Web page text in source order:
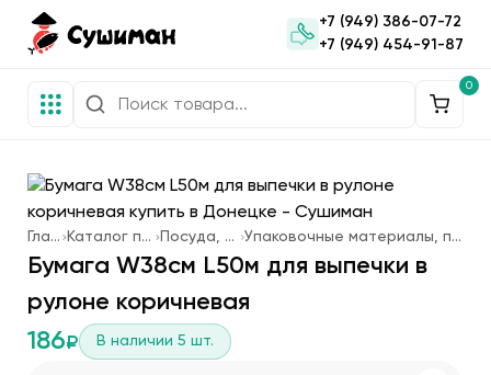
+7 (949) 386-07-72
+7 (949) 454-91-87
0
Главная Каталог продукции Посуда, упаковка Упаковочные материалы, посуда одноразовая
Бумага W38см L50м для выпечки в
рулоне коричневая
186₽ В наличии 5 шт.